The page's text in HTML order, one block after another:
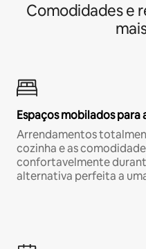
Comodidades e
Espaços mobilados para
Arrendamentos
cozinha e as
confortavelmente
alternativa perfeita a